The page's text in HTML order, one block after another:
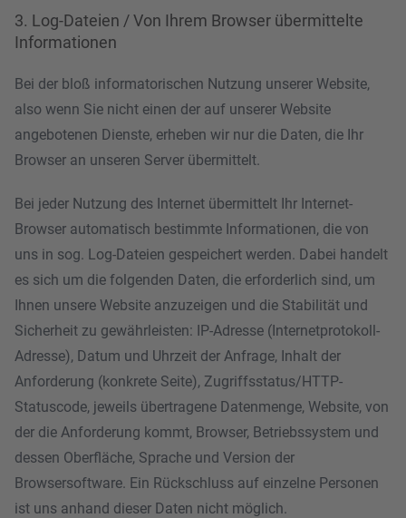
3. Log-Dateien / Von Ihrem Browser übermittelte
Informationen
Bei der bloß informatorischen Nutzung unserer Website,
also wenn Sie nicht einen der auf unserer Website
angebotenen Dienste, erheben wir nur die Daten, die Ihr
Browser an unseren Server übermittelt.
Bei jeder Nutzung des Internet übermittelt Ihr Internet-
Browser automatisch bestimmte Informationen, die von
uns in sog. Log-Dateien gespeichert werden. Dabei handelt
es sich um die folgenden Daten, die erforderlich sind, um
Ihnen unsere Website anzuzeigen und die Stabilität und
Sicherheit zu gewährleisten: IP-Adresse (Internetprotokoll-
Adresse), Datum und Uhrzeit der Anfrage, Inhalt der
Anforderung (konkrete Seite), Zugriffsstatus/HTTP-
Statuscode, jeweils übertragene Datenmenge, Website, von
der die Anforderung kommt, Browser, Betriebssystem und
dessen Oberfläche, Sprache und Version der
Browsersoftware. Ein Rückschluss auf einzelne Personen
ist uns anhand dieser Daten nicht möglich.